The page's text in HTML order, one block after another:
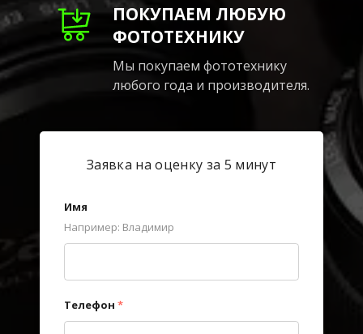
ПОКУПАЕМ ЛЮБУЮ
ФОТОТЕХНИКУ
Мы покупаем фототехнику
любого года и производителя.
Заявка на оценку за 5 минут
Имя
Например: Владимир
Телефон *